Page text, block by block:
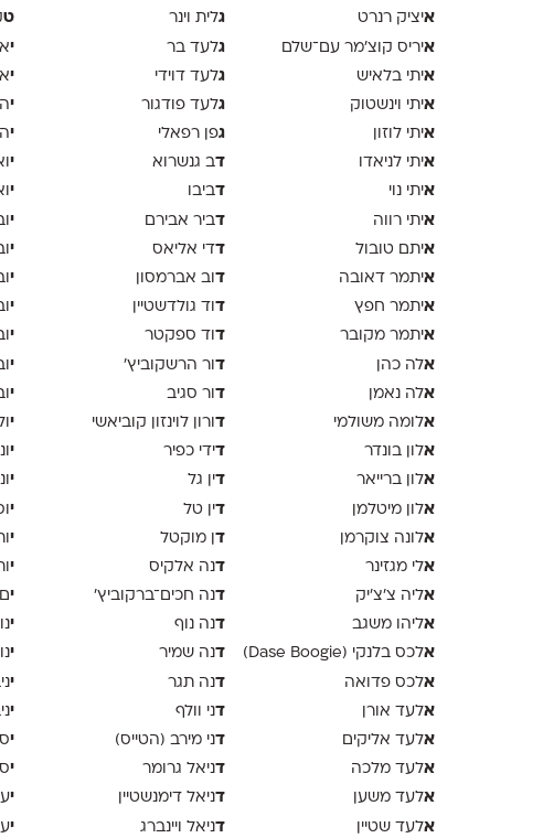
איציק רנרט
איריס קוצ׳מר עם־שלם
איתי בלאיש
איתי וינשטוק
איתי לוזון
איתי לניאדו
איתי נוי
איתי רווה
איתם טובול
איתמר דאובה
איתמר חפץ
איתמר מקובר
אלה כהן
אלה נאמן
אלומה משולמי
אלון בונדר
אלון ברייאר
אלון מיטלמן
אלונה צוקרמן
אלי מגזינר
אליה צ׳צ׳יק
אליהו משגב
אלכס בלנקי (Dase Boogie)
אלכס פדואה
אלעד אורן
אלעד אליקים
אלעד מלכה
אלעד משען
אלעד שטיין
גלית וינר
גלעד בר
גלעד דוידי
גלעד פודגור
גפן רפאלי
דב גנשרוא
דביבו
דביר אבירם
דדי אליאס
ד וב אברמסון
ד וד גולדשטיין
ד וד ספקטר
ד ור הרשקוביץ׳
ד ור סגיב
ד ורון לוינזון קוביאשי
דידי כפיר
דין גל
דין טל
ד ן מוקטל
דנה אלקיס
דנה חכים־ברקוביץ׳
דנה נוף
דנה שמיר
דנה תגר
דני וולף
דני מירב (הטייס)
דניאל גרומר
דניאל דימנשטיין
דניאל ויינברג
ט
י
י
י
י
י
י
י
י
י
י
י
י
י
י
י
י
י
י
י
י
י
י
י
י
י
י
י
י